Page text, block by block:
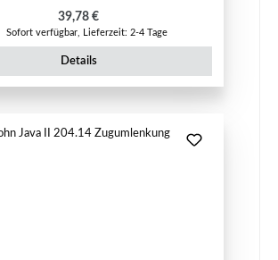
Regulärer Preis:
39,78 €
Sofort verfügbar, Lieferzeit: 2-4 Tage
Details